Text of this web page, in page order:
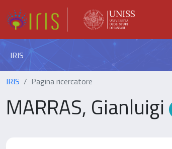
IRIS
IRIS Pagina ricercatore
MARRAS, Gianluigi